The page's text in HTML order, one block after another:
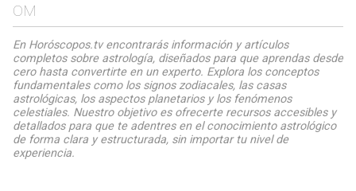
OM
En Horóscopos.tv encontrarás información y artículos
completos sobre astrología, diseñados para que aprendas desde
cero hasta convertirte en un experto. Explora los conceptos
fundamentales como los signos zodiacales, las casas
astrológicas, los aspectos planetarios y los fenómenos
celestiales. Nuestro objetivo es ofrecerte recursos accesibles y
detallados para que te adentres en el conocimiento astrológico
de forma clara y estructurada, sin importar tu nivel de
experiencia.